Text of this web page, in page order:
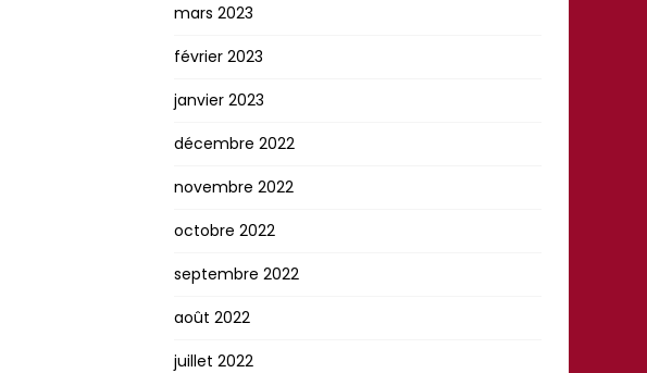
mars 2023
février 2023
janvier 2023
décembre 2022
novembre 2022
octobre 2022
septembre 2022
août 2022
juillet 2022